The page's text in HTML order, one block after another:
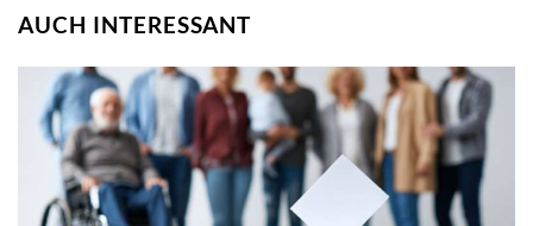
AUCH INTERESSANT